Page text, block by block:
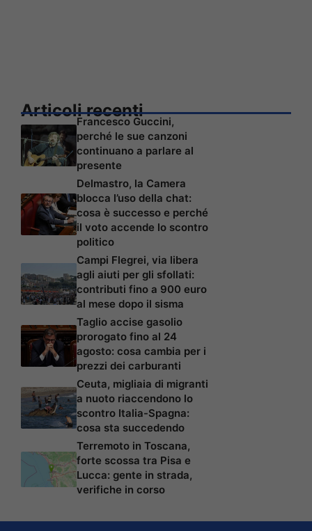
Articoli recenti
Francesco Guccini,
perché le sue canzoni
continuano a parlare al
presente
Delmastro, la Camera
blocca l’uso della chat:
cosa è successo e perché
il voto accende lo scontro
politico
Campi Flegrei, via libera
agli aiuti per gli sfollati:
contributi fino a 900 euro
al mese dopo il sisma
Taglio accise gasolio
prorogato fino al 24
agosto: cosa cambia per i
prezzi dei carburanti
Ceuta, migliaia di migranti
a nuoto riaccendono lo
scontro Italia-Spagna:
cosa sta succedendo
Terremoto in Toscana,
forte scossa tra Pisa e
Lucca: gente in strada,
verifiche in corso